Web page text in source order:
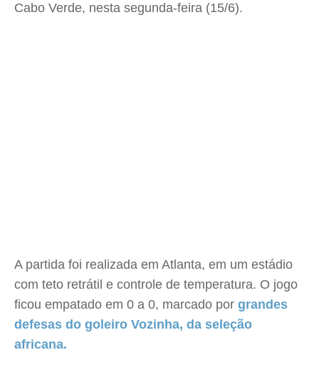
Cabo Verde, nesta segunda-feira (15/6).
A partida foi realizada em Atlanta, em um estádio
com teto retrátil e controle de temperatura. O jogo
ficou empatado em 0 a 0, marcado por grandes
defesas do goleiro Vozinha, da seleção
africana.